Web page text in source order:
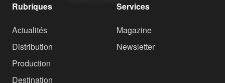
Rubriques
Actualités
Distribution
Production
Destination
Services
Magazine
Newsletter